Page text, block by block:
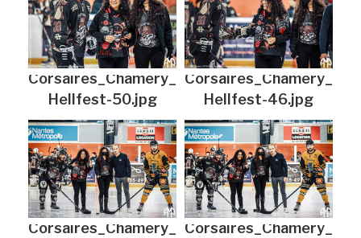
Corsaires_Chamery_
Hellfest-50.jpg
Corsaires_Chamery_
Hellfest-46.jpg
Corsaires_Chamery_
Corsaires_Chamery_